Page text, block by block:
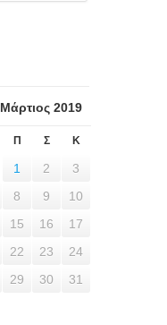
Μάρτιος 2019
Π Σ Κ
1 2
3
8 9
10
15 16
17
22 23
24
29 30
31